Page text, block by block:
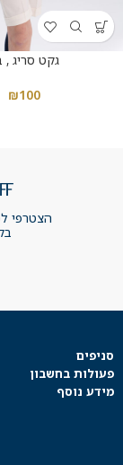
גקט סריג ,
₪100
הצטרפי
סניפים
פעולות בחשבון
מידע נוסף